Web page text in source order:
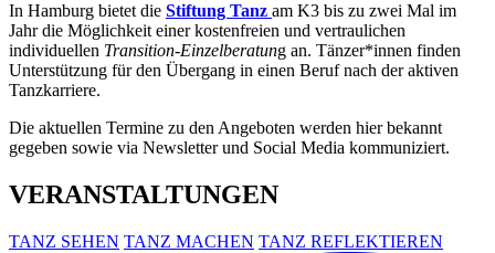
In Hamburg bietet die Stiftung Tanz am K3 bis zu zwei Mal im
Jahr die Möglichkeit einer kostenfreien und vertraulichen
individuellen Transition-Einzelberatung an. Tänzer*innen finden
Unterstützung für den Übergang in einen Beruf nach der aktiven
Tanzkarriere.
Die aktuellen Termine zu den Angeboten werden hier bekannt
gegeben sowie via Newsletter und Social Media kommuniziert.
VERANSTALTUNGEN
TANZ SEHEN TANZ MACHEN TANZ REFLEKTIEREN